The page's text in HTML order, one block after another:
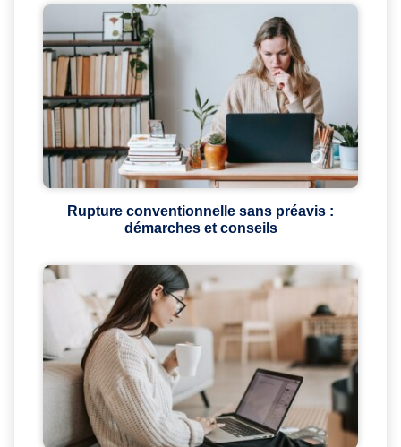
Rupture conventionnelle sans préavis :
démarches et conseils